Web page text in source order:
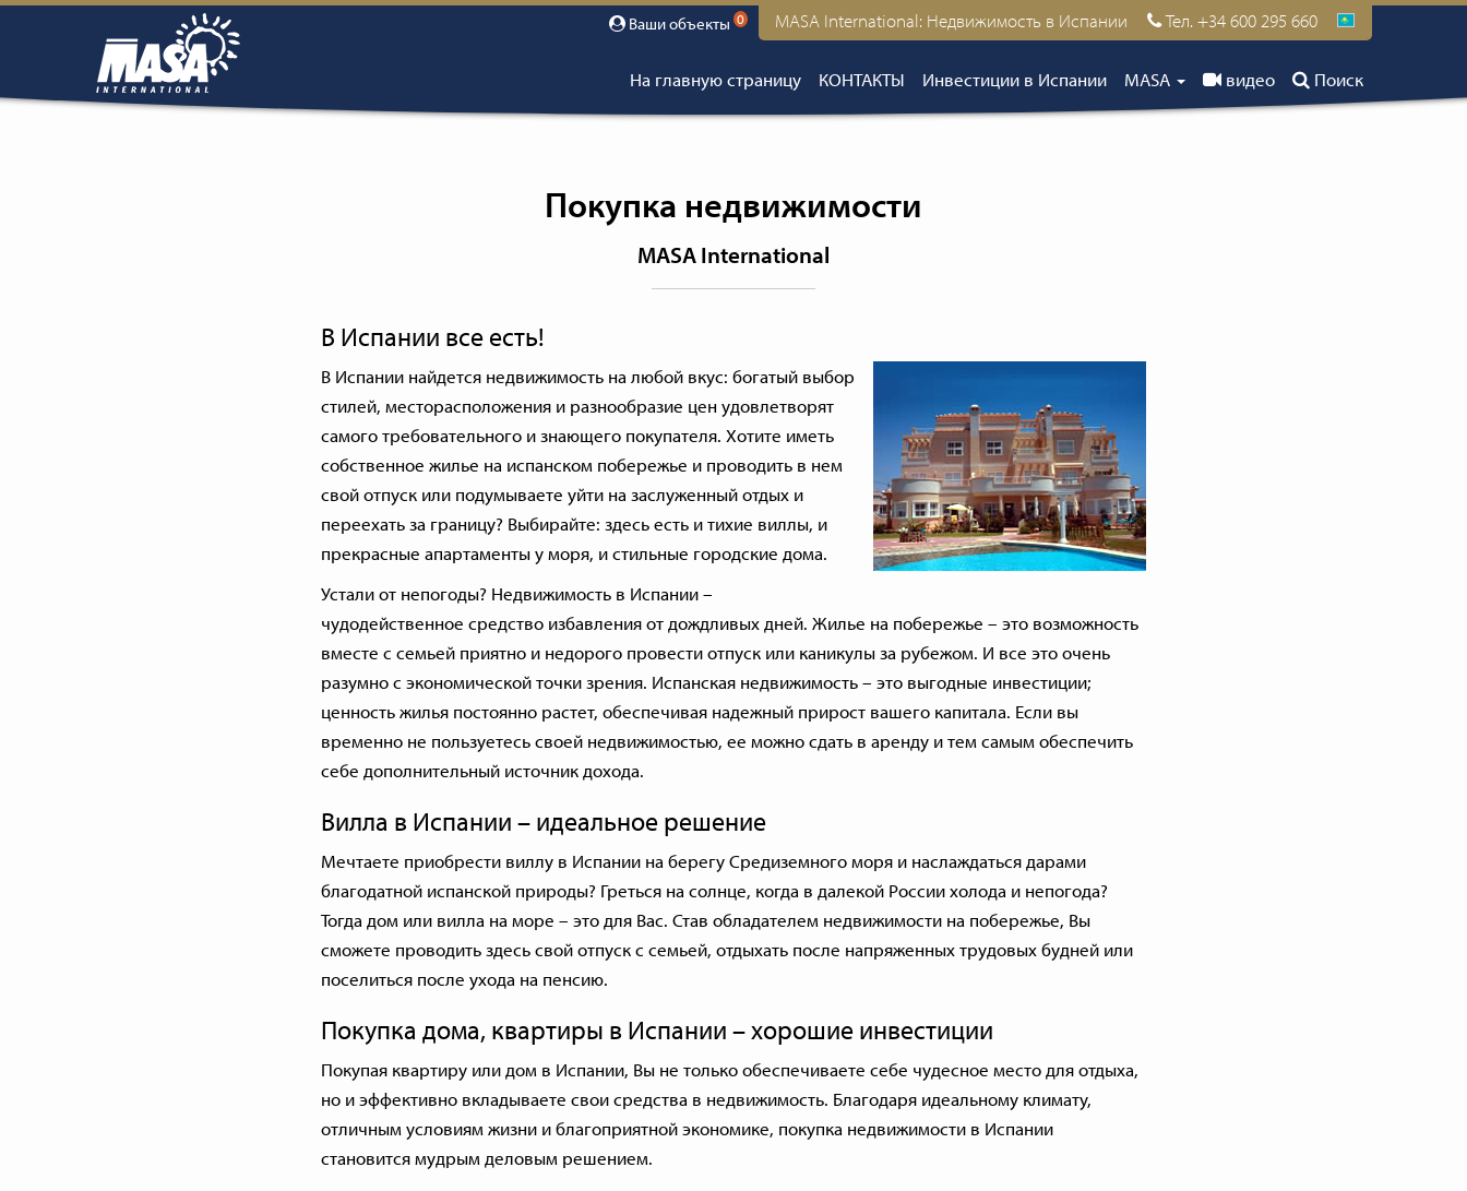
Ваши объекты 0 MASA International: Недвижимость в Испании Тел. +34 600 295 660
На главную страницу КОНТАКТЫ Инвестиции в Испании MASA видео Поиск
Покупка недвижимости
MASA International
В Испании все есть!
В Испании найдется недвижимость на любой вкус: богатый выбор
стилей, месторасположения и разнообразие цен удовлетворят
самого требовательного и знающего покупателя. Хотите иметь
собственное жилье на испанском побережье и проводить в нем
свой отпуск или подумываете уйти на заслуженный отдых и
переехать за границу? Выбирайте: здесь есть и тихие виллы, и
прекрасные апартаментыу моря, и стильные городские дома.
Устали от непогоды? Недвижимость в Испании –
чудодейственное средство избавления от дождливых дней. Жилье на побережье – это возможность
вместе с семьей приятно и недорого провести отпуск или каникулы за рубежом. И все это очень
разумно с экономической точки зрения. Испанская недвижимость – это выгодные инвестиции;
ценность жилья постоянно растет, обеспечивая надежный прирост вашего капитала. Если вы
временно не пользуетесь своей недвижимостью, ее можно сдать в аренду и тем самым обеспечить
себе дополнительный источник дохода.
Вилла в Испании – идеальное решение
Мечтаете приобрести виллу в Испании на берегу Средиземного моря и наслаждаться дарами
благодатной испанской природы? Греться на солнце, когда в далекой России холода и непогода?
Тогда дом или вилла на море – это для Вас. Став обладателем недвижимости на побережье, Вы
сможете проводить здесь свой отпуск с семьей, отдыхать после напряженных трудовых будней или
поселиться после ухода на пенсию.
Покупка дома, квартиры в Испании – хорошие инвестиции
Покупая квартиру или дом в Испании, Вы не только обеспечиваете себе чудесное место для отдыха,
но и эффективно вкладываете свои средства в недвижимость. Благодаря идеальному климату,
отличным условиям жизни и благоприятной экономике, покупка недвижимости в Испании
становится мудрым деловым решением.